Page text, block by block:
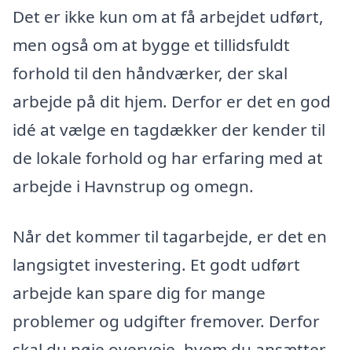
Det er ikke kun om at få arbejdet udført,
men også om at bygge et tillidsfuldt
forhold til den håndværker, der skal
arbejde på dit hjem. Derfor er det en god
idé at vælge en tagdækker der kender til
de lokale forhold og har erfaring med at
arbejde i Havnstrup og omegn.
Når det kommer til tagarbejde, er det en
langsigtet investering. Et godt udført
arbejde kan spare dig for mange
problemer og udgifter fremover. Derfor